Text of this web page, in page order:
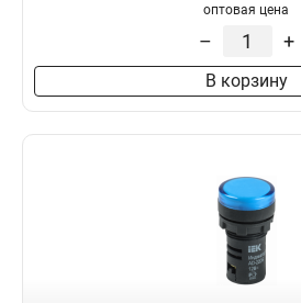
оптовая цена
– +
В корзину